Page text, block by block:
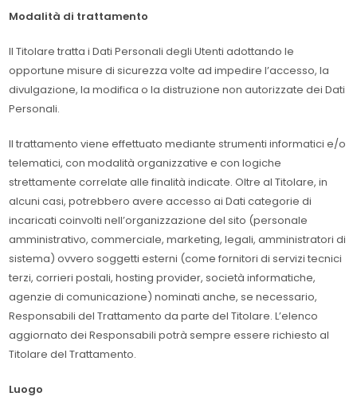
Modalità di trattamento
Il Titolare tratta i Dati Personali degli Utenti adottando le
opportune misure di sicurezza volte ad impedire l’accesso, la
divulgazione, la modifica o la distruzione non autorizzate dei Dati
Personali.
Il trattamento viene effettuato mediante strumenti informatici e/o
telematici, con modalità organizzative e con logiche
strettamente correlate alle finalità indicate. Oltre al Titolare, in
alcuni casi, potrebbero avere accesso ai Dati categorie di
incaricati coinvolti nell’organizzazione del sito (personale
amministrativo, commerciale, marketing, legali, amministratori di
sistema) ovvero soggetti esterni (come fornitori di servizi tecnici
terzi, corrieri postali, hosting provider, società informatiche,
agenzie di comunicazione) nominati anche, se necessario,
Responsabili del Trattamento da parte del Titolare. L’elenco
aggiornato dei Responsabili potrà sempre essere richiesto al
Titolare del Trattamento.
Luogo